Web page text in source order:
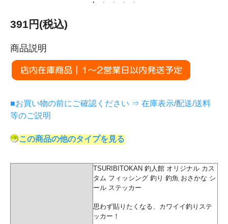
391円(税込)
商品説明
■お買い物の前にご確認ください ⇒ 在庫表示/配送/送料
等のご説明
この商品の他のタイプを見る
TSURIBITOKAN 釣人館 オリジナル カス
タム フィッシング 釣り 釣魚 おさかな シ
ール ステッカー
思わず貼りたくなる、カワイイ釣りステ
ッカー！